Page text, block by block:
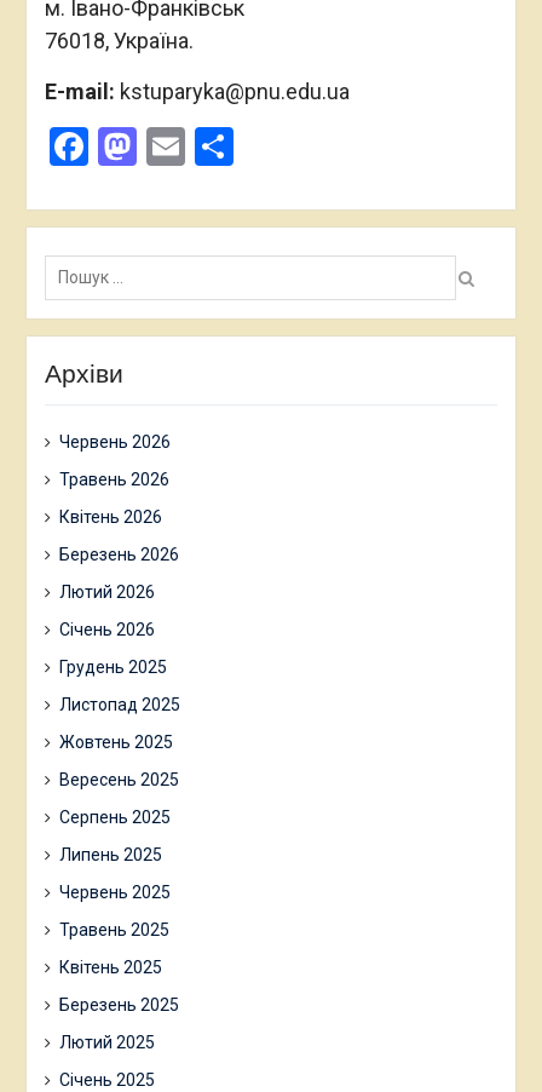
м. Івано-Франківськ
76018, Україна.
E-mail: kstuparyka@pnu.edu.ua
Facebook
Mastodon
EmailПоділитися
Пошук:
Архіви
Червень 2026
Травень 2026
Квітень 2026
Березень 2026
Лютий 2026
Січень 2026
Грудень 2025
Листопад 2025
Жовтень 2025
Вересень 2025
Серпень 2025
Липень 2025
Червень 2025
Травень 2025
Квітень 2025
Березень 2025
Лютий 2025
Січень 2025